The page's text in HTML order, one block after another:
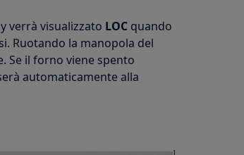
verrà visualizzato LOC quando
Ruotando la manopola del
Se il forno viene spento
automaticamente alla